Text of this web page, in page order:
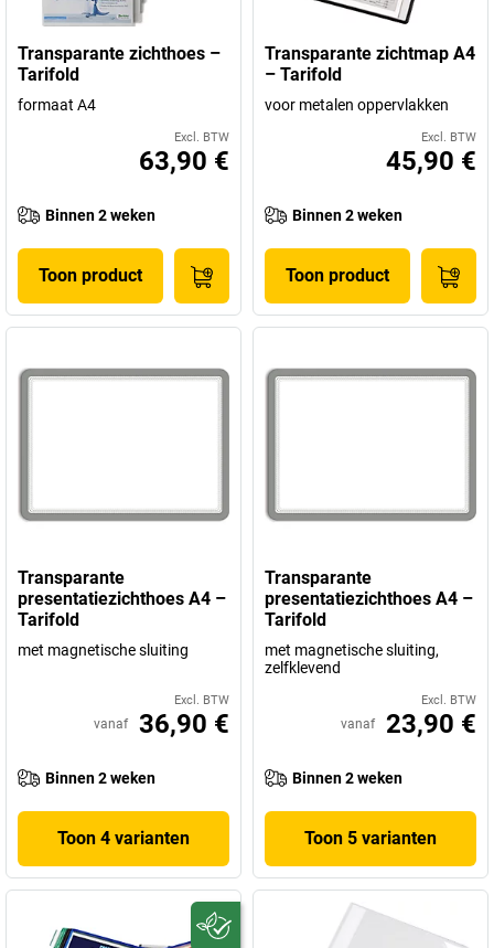
Transparante zichthoes –
Tarifold
formaat A4
Excl. BTW
63,90 €
Binnen 2 weken
Toon product
Transparante zichtmap A4
– Tarifold
voor metalen oppervlakken
Excl. BTW
45,90 €
Binnen 2 weken
Toon product
Transparante
presentatiezichthoes A4 –
Tarifold
met magnetische sluiting
Excl. BTW
vanaf 36,90 €
Binnen 2 weken
Toon 4 varianten
Transparante
presentatiezichthoes A4 –
Tarifold
met magnetische sluiting,
zelfklevend
Excl. BTW
vanaf 23,90 €
Binnen 2 weken
Toon 5 varianten